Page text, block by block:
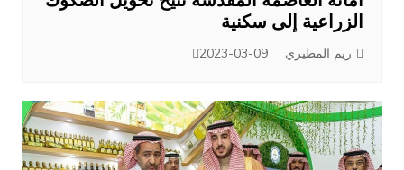
الزراعية إلى سكنية
ريم المطيري 2023-03-09